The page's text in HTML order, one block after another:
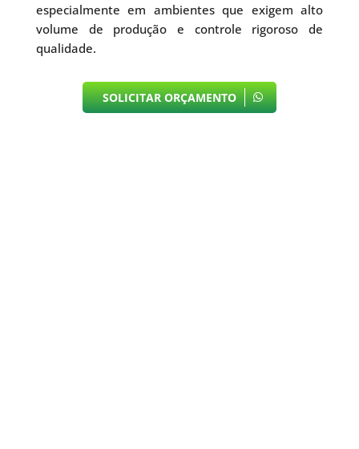
especialmente em ambientes que exigem alto
volume de produção e controle rigoroso de
qualidade.
SOLICITAR ORÇAMENTO